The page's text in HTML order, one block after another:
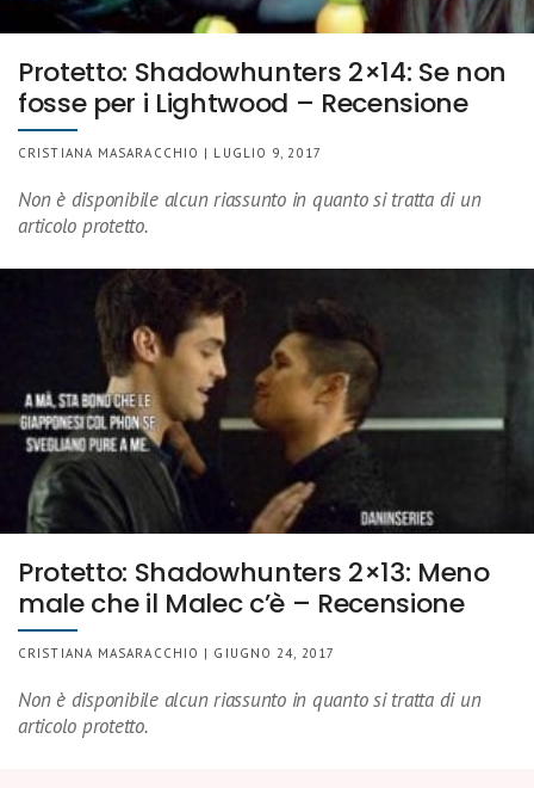
Protetto: Shadowhunters 2×14: Se non
fosse per i Lightwood – Recensione
CRISTIANA MASARACCHIO | LUGLIO 9, 2017
Non è disponibile alcun riassunto in quanto si tratta di un
articolo protetto.
Protetto: Shadowhunters 2×13: Meno
male che il Malec c’è – Recensione
CRISTIANA MASARACCHIO | GIUGNO 24, 2017
Non è disponibile alcun riassunto in quanto si tratta di un
articolo protetto.